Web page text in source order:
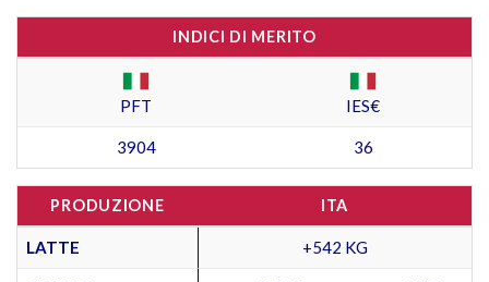
INDICI DI MERITO
PFT IES€
3904 36
PRODUZIONE ITA
LATTE +542 KG